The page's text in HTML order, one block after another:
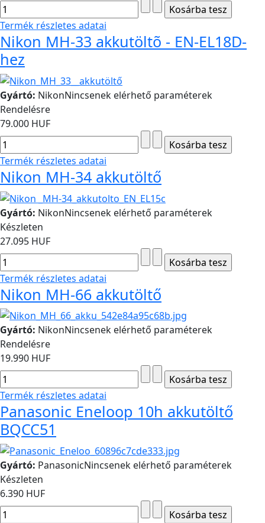
Termék részletes adatai
Nikon MH-33 akkutöltõ - EN-EL18D-
hez
Gyártó: NikonNincsenek elérhető paraméterek
Rendelésre
79.000 HUF
Termék részletes adatai
Nikon MH-34 akkutöltő
Gyártó: NikonNincsenek elérhető paraméterek
Készleten
27.095 HUF
Termék részletes adatai
Nikon MH-66 akkutöltő
Gyártó: NikonNincsenek elérhető paraméterek
Rendelésre
19.990 HUF
Termék részletes adatai
Panasonic Eneloop 10h akkutöltő
BQCC51
Gyártó: PanasonicNincsenek elérhető paraméterek
Készleten
6.390 HUF